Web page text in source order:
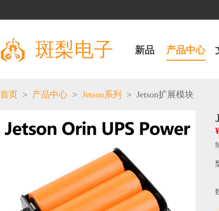
斑梨电子 新品 产品中心
首页 > 产品中心 > Jetson系列 > Jetson扩展模块